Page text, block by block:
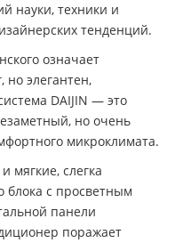
науки, техники и
тенденций.
означает
но элегантен,
DAIJIN — это
но очень
микроклимата.
мягкие, слегка
блока с просветным
панели
поражает